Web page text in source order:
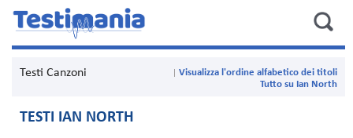
Testi Canzoni
Visualizza l'ordine alfabetico dei titoli
Tutto su Ian North
TESTI IAN NORTH